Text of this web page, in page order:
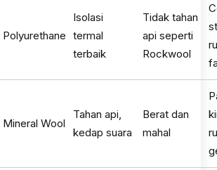
Polyurethane
Isolasi
termal
terbaik
Tidak tahan
api seperti
Rockwool
Mineral Wool
Tahan api,
kedap suara
Berat dan
mahal